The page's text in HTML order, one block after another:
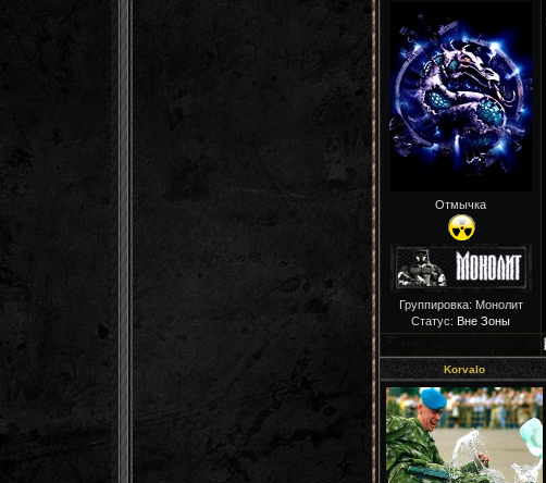
Отмычка
Группировка: Монолит
Статус: Вне Зоны
Korvalo